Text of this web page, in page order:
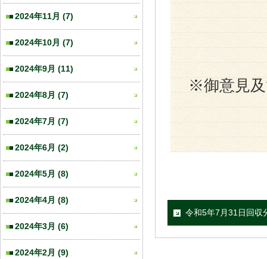
※御意見
令和5年7月31日回収
2024年11月 (7)
2024年10月 (7)
2024年9月 (11)
2024年8月 (7)
2024年7月 (7)
2024年6月 (2)
2024年5月 (8)
2024年4月 (8)
2024年3月 (6)
2024年2月 (9)